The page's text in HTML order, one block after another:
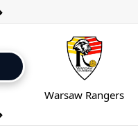
Warsaw Rangers